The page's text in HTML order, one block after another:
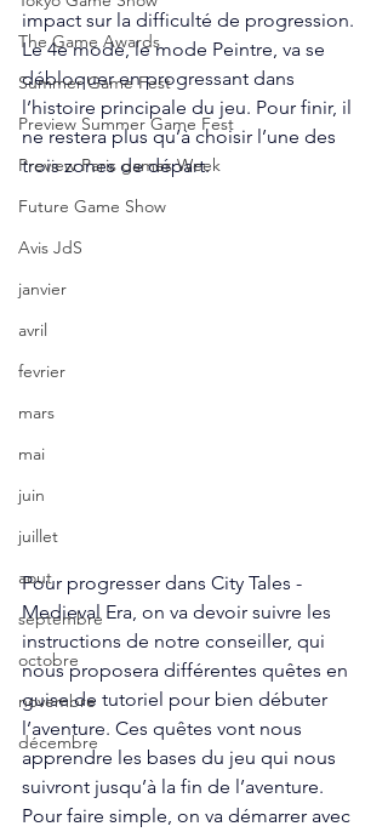
The Game Awards
Summer Game Fest
Preview Summer Game Fest
Preview Paris games Week
Future Game Show
Avis JdS
janvier
avril
fevrier
mars
mai
juin
juillet
aout
septembre
octobre
novembre
décembre
impact sur la difficulté de progression.
Le 4e mode, le mode Peintre, va se
débloquer en progressant dans
l’histoire principale du jeu. Pour finir, il
ne restera plus qu’à choisir l’une des
trois zones de départ.
Pour progresser dans City Tales -
Medieval Era, on va devoir suivre les
instructions de notre conseiller, qui
nous proposera différentes quêtes en
guise de tutoriel pour bien débuter
l’aventure. Ces quêtes vont nous
apprendre les bases du jeu qui nous
suivront jusqu’à la fin de l’aventure.
Pour faire simple, on va démarrer avec